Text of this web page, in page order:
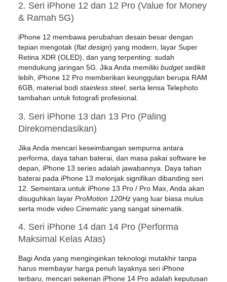
2. Seri iPhone 12 dan 12 Pro (Value for Money
& Ramah 5G)
iPhone 12 membawa perubahan desain besar dengan
tepian mengotak (flat design) yang modern, layar Super
Retina XDR (OLED), dan yang terpenting: sudah
mendukung jaringan 5G . Jika Anda memiliki budgetsedikit
lebih, iPhone 12 Promemberikan keunggulan berupa RAM
6GB, material bodi stainless steel, serta lensa Telephoto
tambahan untuk fotografi profesional.
3. Seri iPhone 13 dan 13 Pro (Paling
Direkomendasikan)
Jika Anda mencari keseimbangan sempurna antara
performa, daya tahan baterai, dan masa pakai software ke
depan, iPhone 13 series adalah jawabannya. Daya tahan
baterai pada iPhone 13 melonjak signifikan dibanding seri
12. Sementara untuk iPhone 13 Pro / Pro Max, Anda akan
disuguhkan layar ProMotion 120Hzyang luar biasa mulus
serta mode video Cinematicyang sangat sinematik.
4. Seri iPhone 14 dan 14 Pro (Performa
Maksimal Kelas Atas)
Bagi Anda yang menginginkan teknologi mutakhir tanpa
harus membayar harga penuh layaknya seri iPhone
terbaru, mencari sekenan iPhone 14 Pro adalah keputusan